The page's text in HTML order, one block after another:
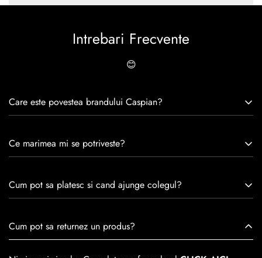
Intrebari Frecvente
😊
Care este povestea brandului Caspian?
experiență de peste 30 de ani în industria modei, Caspian se
satisfacția clienților.Fiecare pereche de încălțăminte Caspian
este creată cu mândrie de meșteri pricepuți, care aduc la
trecerea timpului.
Ce marimea mi se potriveste?
Cum pot sa platesc si cand ajunge colegul?
medie livrarea dureaza 1-2 zilelucratoare prin
Cum pot sa returnez un produs?